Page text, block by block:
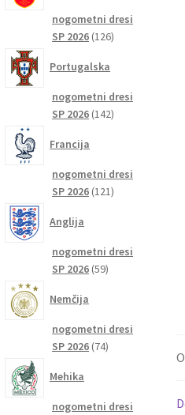
nogometni dresi
SP 2026 126126
Portugalska
nogometni dresi
SP 2026 142142
Francija
nogometni dresi
SP 2026 121121
Anglija
nogometni dresi
SP 2026 5959
Nemčija
nogometni dresi
SP 2026 7474
Mehika
nogometni dresi